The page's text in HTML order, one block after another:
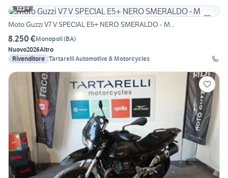
4
Moto Guzzi V7 V SPECIAL E5+ NERO SMERALDO - M...
8.250 €Monopoli(BA)
Nuovo2026Altro
Rivenditore Tartarelli Automotive & Motorcycles